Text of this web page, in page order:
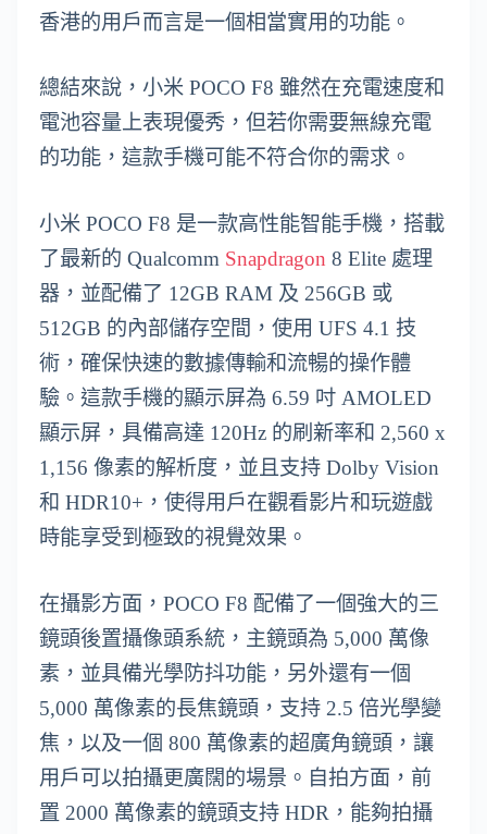
香港的用戶而言是一個相當實用的功能。
總結來說，小米 POCO F8 雖然在充電速度和
電池容量上表現優秀，但若你需要無線充電
的功能，這款手機可能不符合你的需求。
小米 POCO F8 是一款高性能智能手機，搭載
了最新的 Qualcomm Snapdragon 8 Elite 處理
器，並配備了 12GB RAM 及 256GB 或
512GB 的內部儲存空間，使用 UFS 4.1 技
術，確保快速的數據傳輸和流暢的操作體
驗。這款手機的顯示屏為 6.59 吋 AMOLED
顯示屏，具備高達 120Hz 的刷新率和 2,560 x
1,156 像素的解析度，並且支持 Dolby Vision
和 HDR10+，使得用戶在觀看影片和玩遊戲
時能享受到極致的視覺效果。
在攝影方面，POCO F8 配備了一個強大的三
鏡頭後置攝像頭系統，主鏡頭為 5,000 萬像
素，並具備光學防抖功能，另外還有一個
5,000 萬像素的長焦鏡頭，支持 2.5 倍光學變
焦，以及一個 800 萬像素的超廣角鏡頭，讓
用戶可以拍攝更廣闊的場景。自拍方面，前
置 2000 萬像素的鏡頭支持 HDR，能夠拍攝